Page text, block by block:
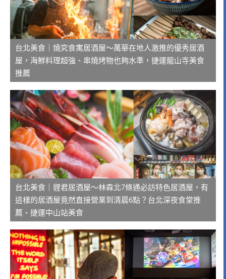
台北美食｜燒究食寓居酒屋～萬華在地人激推的優秀居酒
屋，海鮮料理超強、串燒烤物也夠水準，捷運龍山寺美食
推薦
台北美食｜貍君居酒屋～林森北7條通必訪特色居酒屋，有
這樣的居酒屋竟然直接營業到清晨6點？台北深夜食堂推
薦、捷運中山站美食